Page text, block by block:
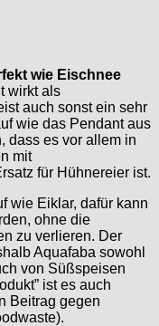
wie Eischnee
wirkt als
auch sonst ein sehr
wie das Pendant aus
dass es vor allem in
mit
für Hühnereier ist.
wie Eiklar, dafür kann
ohne die
zu verlieren. Der
Aquafaba sowohl
von Süßspeisen
ist es auch
Beitrag gegen